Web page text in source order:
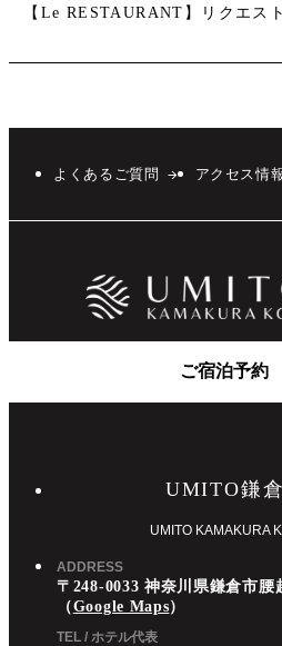
【Le RESTAURANT】リクエス
よくあるご質問 アクセス情
ご宿泊予約
UMITO鎌
UMITO KAMAKURA
ADDRESS
〒248-0033 神奈川県鎌倉市腰
（Google Maps）
TEL / ホテル代表